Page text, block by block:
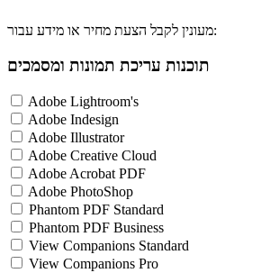
מעונין לקבל הצעת מחיר או מידע עבור:
תוכנות עריכת תמונות ומסמכים
Adobe Lightroom's
Adobe Indesign
Adobe Illustrator
Adobe Creative Cloud
Adobe Acrobat PDF
Adobe PhotoShop
Phantom PDF Standard
Phantom PDF Business
View Companions Standard
View Companions Pro